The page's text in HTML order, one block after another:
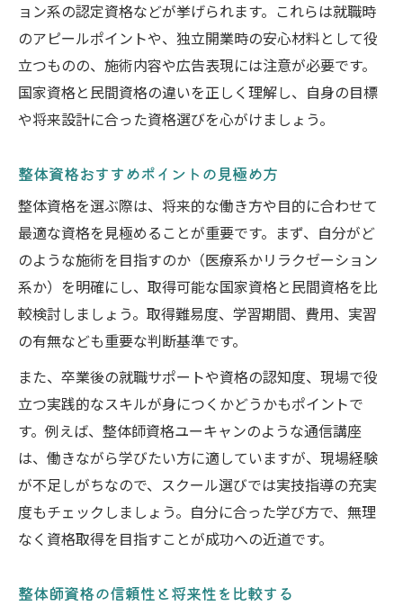
ョン系の認定資格などが挙げられます。これらは就職時
のアピールポイントや、独立開業時の安心材料として役
立つものの、施術内容や広告表現には注意が必要です。
国家資格と民間資格の違いを正しく理解し、自身の目標
や将来設計に合った資格選びを心がけましょう。
整体資格おすすめポイントの見極め方
整体資格を選ぶ際は、将来的な働き方や目的に合わせて
最適な資格を見極めることが重要です。まず、自分がど
のような施術を目指すのか（医療系かリラクゼーション
系か）を明確にし、取得可能な国家資格と民間資格を比
較検討しましょう。取得難易度、学習期間、費用、実習
の有無なども重要な判断基準です。
また、卒業後の就職サポートや資格の認知度、現場で役
立つ実践的なスキルが身につくかどうかもポイントで
す。例えば、整体師資格ユーキャンのような通信講座
は、働きながら学びたい方に適していますが、現場経験
が不足しがちなので、スクール選びでは実技指導の充実
度もチェックしましょう。自分に合った学び方で、無理
なく資格取得を目指すことが成功への近道です。
整体師資格の信頼性と将来性を比較する